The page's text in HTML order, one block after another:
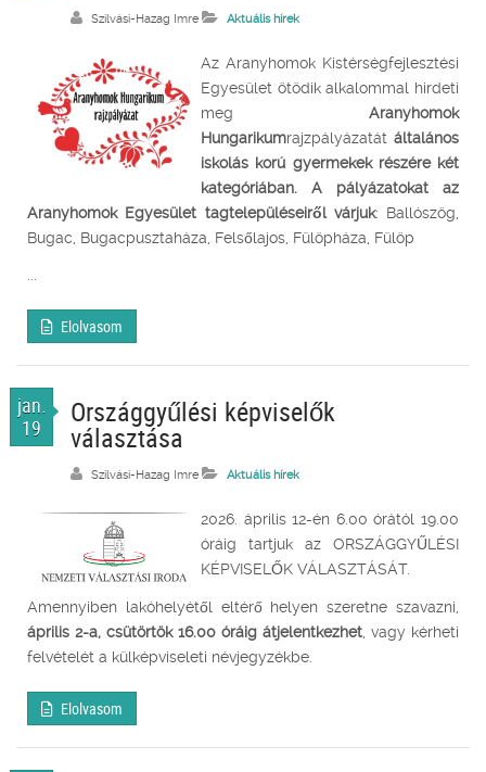
Szilvási-Hazag Imre Aktuális hírek
Az Aranyhomok Kistérségfejlesztési
Egyesület ötödik alkalommal hirdeti
meg Aranyhomok
Hungarikumrajzpályázatát általános
iskolás korú gyermekek részére két
kategóriában. A pályázatokat az
Aranyhomok Egyesület tagtelepüléseiről várjuk: Ballószög,
Bugac, Bugacpusztaháza, Felsőlajos, Fülöpháza, Fülöp
...
Elolvasom
jan.
19
Országgyűlési képviselők
választása
Szilvási-Hazag Imre Aktuális hírek
2026. április 12-én 6.00 órától 19.00
óráig tartjuk az ORSZÁGGYŰLÉSI
KÉPVISELŐK VÁLASZTÁSÁT.
Amennyiben lakóhelyétől eltérő helyen szeretne szavazni,
április 2-a, csütörtök 16.00 óráig átjelentkezhet , vagy kérheti
felvételét a külképviseleti névjegyzékbe.
Elolvasom